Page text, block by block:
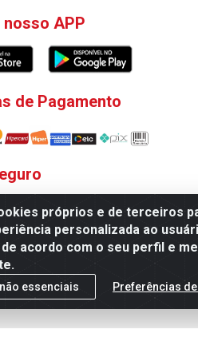
próprios e de terceiros
personalizada ao
acordo com o seu perfil e
essenciais Preferências
nosso APP
de Pagamento
V. C. Ferragens LTDA -
regras de promoções, descontos,